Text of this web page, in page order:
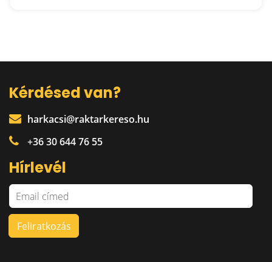
Kérdésed van?
harkacsi@raktarkereso.hu
+36 30 644 76 55
Hírlevél